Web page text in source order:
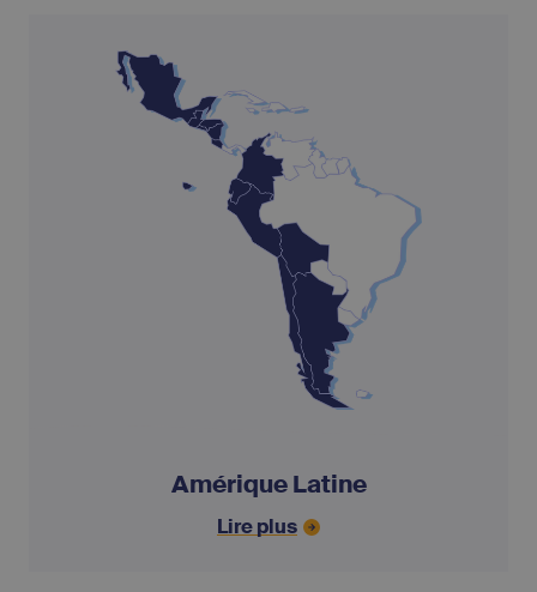
Amérique Latine
Lire plus